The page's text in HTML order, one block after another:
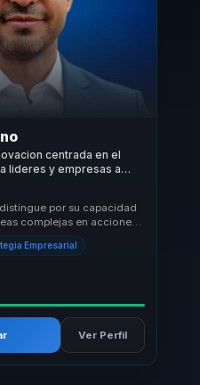
centrada en el
lideres y empresas a
digital en crecimiento,
por su capacidad
complejas en acciones
integrador conecta la
Empresarial
Ver Perfil